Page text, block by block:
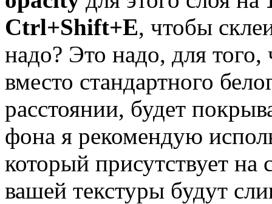
Ctrl+Shift+E, чтобы
надо? Это надо, для
вместо стандартного
расстоянии, будет
фона я рекомендую
который присутствует на
вашей текстуры будут